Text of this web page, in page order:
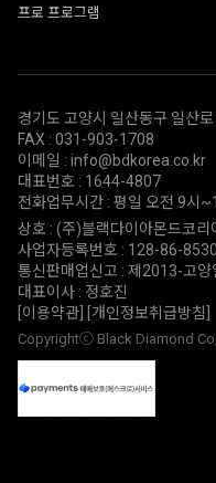
프로 프로그램
경기도 고양시 일산동구 일산
FAX : 031-903-1708
이메일 : info@bdkorea.co.kr
대표번호 : 1644-4807
전화업무시간 : 평일 오전 9시
상호 : (주)블랙다이아몬드코리
사업자등록번호 : 128-86-
통신판매업신고 : 제2013-고
대표이사 : 정호진
[이용약관] [개인정보취급방침]
Copyrightⓒ Black Diamond